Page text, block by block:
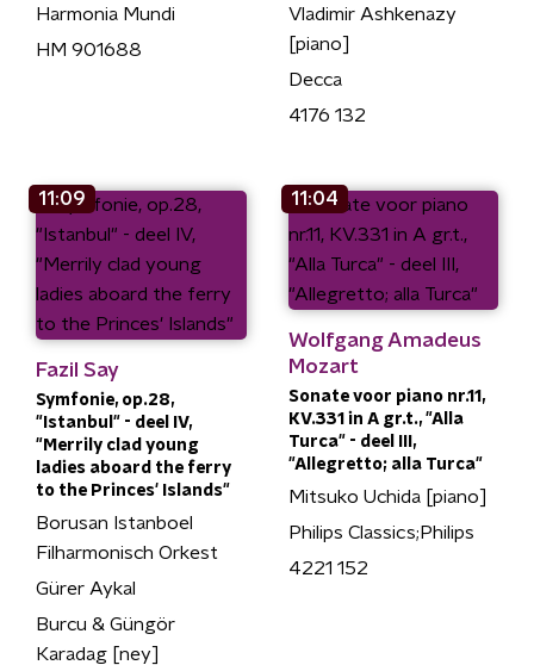
Harmonia Mundi
HM 901688
Vladimir Ashkenazy
[piano]
Decca
4176 132
11:09
Fazil Say
Symfonie, op.28,
"Istanbul" - deel IV,
"Merrily clad young
ladies aboard the ferry
to the Princes' Islands"
Borusan Istanboel
Filharmonisch Orkest
Gürer Aykal
Burcu & Güngör
Karadag [ney]
11:04
Wolfgang Amadeus
Mozart
Sonate voor piano nr.11,
KV.331 in A gr.t., "Alla
Turca" - deel III,
"Allegretto; alla Turca"
Mitsuko Uchida [piano]
Philips Classics;Philips
4221 152